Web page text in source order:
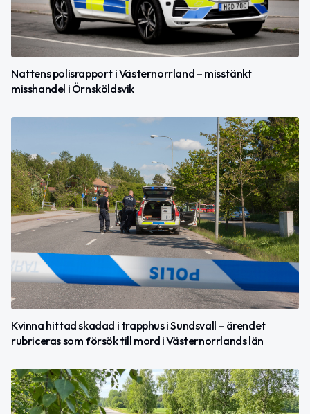
Nattens polisrapport i Västernorrland – misstänkt
misshandel i Örnsköldsvik
Kvinna hittad skadad i trapphus i Sundsvall – ärendet
rubriceras som försök till mord i Västernorrlands län